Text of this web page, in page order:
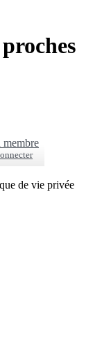
membre
de vie privée